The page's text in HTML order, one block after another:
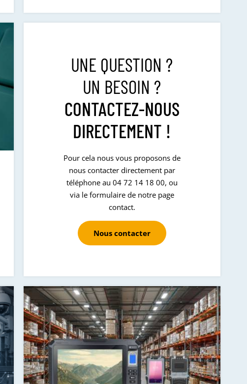
UNE QUESTION ?
UN BESOIN ?
CONTACTEZ-NOUS
DIRECTEMENT !
Pour cela nous vous proposons de
nous contacter directement par
téléphone au 04 72 14 18 00, ou
via le formulaire de notre page
contact.
Nous contacter